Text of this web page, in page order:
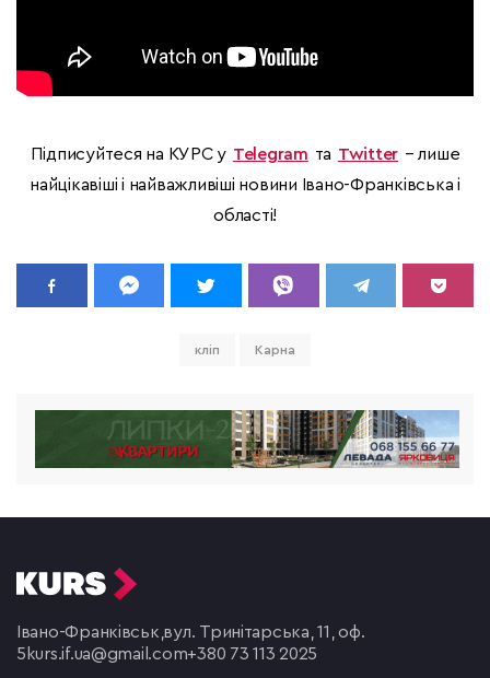
Підписуйтеся на КУРС у Telegram та Twitter – лише
найцікавіші і найважливіші новини Івано-Франківська і
області!
кліп Карна
Івано-Франківськ,вул. Тринітарська, 11, оф.
5 kurs.if.ua@gmail.com+380 73 113 2025